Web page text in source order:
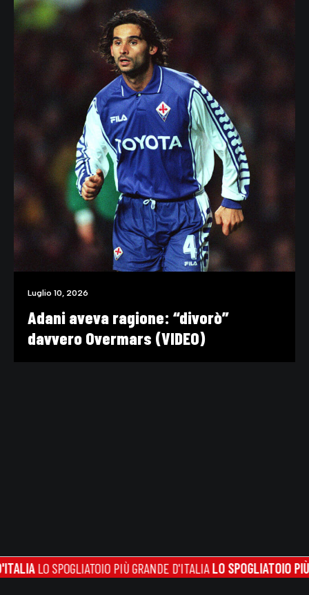
Luglio 10, 2026
Adani aveva ragione: “divorò”
davvero Overmars (VIDEO)
LO SPOGLIATOIO PIÙ GRANDE D'ITALIALO SPOGLIATOIO PIÙ